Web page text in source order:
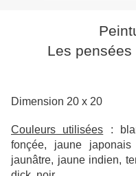
Les
Dimension 20 x 20
Couleurs utilisées :
fonçée, jaune
jaunâtre, jaune indien,